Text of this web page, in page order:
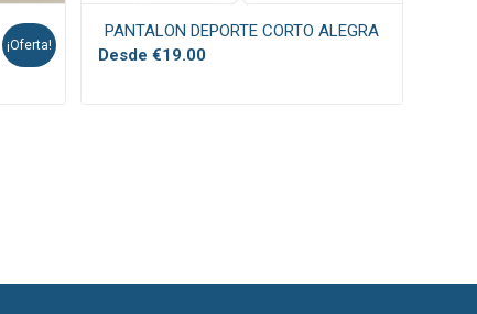
¡Oferta!
PANTALON DEPORTE CORTO ALEGRA
Desde €19.00